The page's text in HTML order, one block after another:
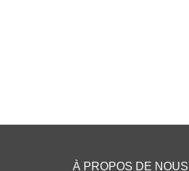
À PROPOS DE NOUS